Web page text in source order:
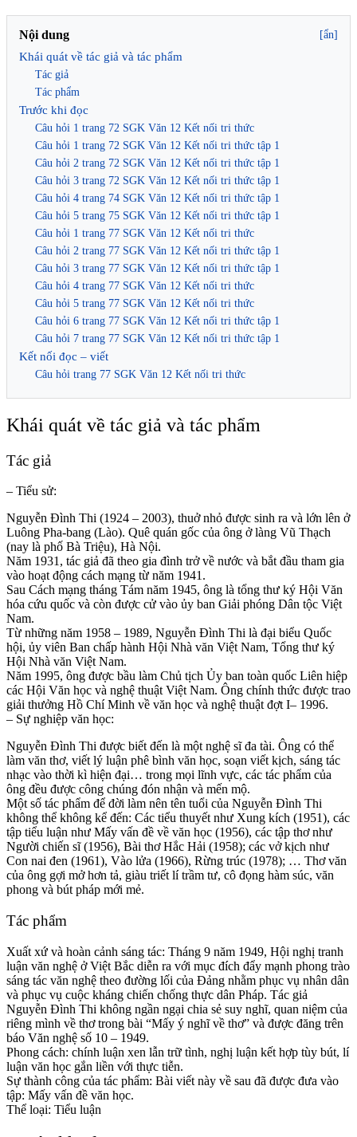
Nội dung [ẩn]
Khái quát về tác giả và tác phẩm
Tác giả
Tác phẩm
Trước khi đọc
Câu hỏi 1 trang 72 SGK Văn 12 Kết nối tri thức
Câu hỏi 1 trang 72 SGK Văn 12 Kết nối tri thức tập 1
Câu hỏi 2 trang 72 SGK Văn 12 Kết nối tri thức tập 1
Câu hỏi 3 trang 72 SGK Văn 12 Kết nối tri thức tập 1
Câu hỏi 4 trang 74 SGK Văn 12 Kết nối tri thức tập 1
Câu hỏi 5 trang 75 SGK Văn 12 Kết nối tri thức tập 1
Câu hỏi 1 trang 77 SGK Văn 12 Kết nối tri thức
Câu hỏi 2 trang 77 SGK Văn 12 Kết nối tri thức tập 1
Câu hỏi 3 trang 77 SGK Văn 12 Kết nối tri thức tập 1
Câu hỏi 4 trang 77 SGK Văn 12 Kết nối tri thức
Câu hỏi 5 trang 77 SGK Văn 12 Kết nối tri thức
Câu hỏi 6 trang 77 SGK Văn 12 Kết nối tri thức tập 1
Câu hỏi 7 trang 77 SGK Văn 12 Kết nối tri thức tập 1
Kết nối đọc – viết
Câu hỏi trang 77 SGK Văn 12 Kết nối tri thức
Khái quát về tác giả và tác phẩm
Tác giả
– Tiểu sử:
Nguyễn Đình Thi (1924 – 2003), thuở nhỏ được sinh ra và lớn lên ở
Luông Pha-bang (Lào). Quê quán gốc của ông ở làng Vũ Thạch
(nay là phố Bà Triệu), Hà Nội.
Năm 1931, tác giả đã theo gia đình trở về nước và bắt đầu tham gia
vào hoạt động cách mạng từ năm 1941.
Sau Cách mạng tháng Tám năm 1945, ông là tổng thư ký Hội Văn
hóa cứu quốc và còn được cử vào ủy ban Giải phóng Dân tộc Việt
Nam.
Từ những năm 1958 – 1989, Nguyễn Đình Thi là đại biểu Quốc
hội, ủy viên Ban chấp hành Hội Nhà văn Việt Nam, Tổng thư ký
Hội Nhà văn Việt Nam.
Năm 1995, ông được bầu làm Chủ tịch Ủy ban toàn quốc Liên hiệp
các Hội Văn học và nghệ thuật Việt Nam. Ông chính thức được trao
giải thưởng Hồ Chí Minh về văn học và nghệ thuật đợt I– 1996.
– Sự nghiệp văn học:
Nguyễn Đình Thi được biết đến là một nghệ sĩ đa tài. Ông có thể
làm văn thơ, viết lý luận phê bình văn học, soạn viết kịch, sáng tác
nhạc vào thời kì hiện đại… trong mọi lĩnh vực, các tác phẩm của
ông đều được công chúng đón nhận và mến mộ.
Một số tác phẩm để đời làm nên tên tuổi của Nguyễn Đình Thi
không thể không kể đến: Các tiểu thuyết như Xung kích (1951), các
tập tiểu luận như Mấy vấn đề về văn học (1956), các tập thơ như
Người chiến sĩ (1956), Bài thơ Hắc Hải (1958); các vở kịch như
Con nai đen (1961), Vào lửa (1966), Rừng trúc (1978); … Thơ văn
của ông gợi mở hơn tả, giàu triết lí trầm tư, cô đọng hàm súc, văn
phong và bút pháp mới mẻ.
Tác phẩm
Xuất xứ và hoàn cảnh sáng tác: Tháng 9 năm 1949, Hội nghị tranh
luận văn nghệ ở Việt Bắc diễn ra với mục đích đẩy mạnh phong trào
sáng tác văn nghệ theo đường lối của Đảng nhằm phục vụ nhân dân
và phục vụ cuộc kháng chiến chống thực dân Pháp. Tác giả
Nguyễn Đình Thi không ngần ngại chia sẻ suy nghĩ, quan niệm của
riêng mình về thơ trong bài “Mấy ý nghĩ về thơ” và được đăng trên
báo Văn nghệ số 10 – 1949.
Phong cách: chính luận xen lẫn trữ tình, nghị luận kết hợp tùy bút, lí
luận văn học gắn liền với thực tiễn.
Sự thành công của tác phẩm: Bài viết này về sau đã được đưa vào
tập: Mấy vấn đề văn học.
Thể loại: Tiểu luận